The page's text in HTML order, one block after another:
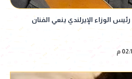
الوزاء الإيرلندي ينعي الفنان